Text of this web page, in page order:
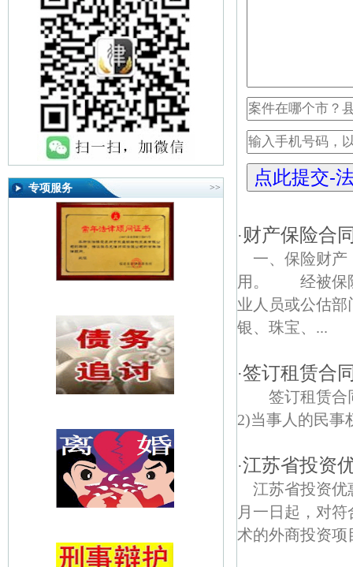
专项服务 >>
·财产保险合
一、保险财
用。 经被保险
业人员或公估
银、珠宝、...
·签订租赁合
签订租赁
2)当事人的民
·江苏省投资
江苏省投资优
月一日起，对
术的外商投资项